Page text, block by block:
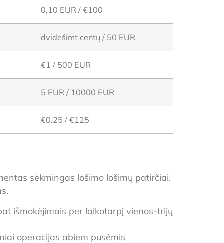
0,10 EUR / €100
dvidešimt centų / 50 EUR
€1 / 500 EUR
5 EUR / 10000 EUR
€0.25 / €125
sėkmingas lošimo lošimų patirčiai.
išmokėjimais per laikotarpį vienos-trijų
operacijas abiem pusėmis